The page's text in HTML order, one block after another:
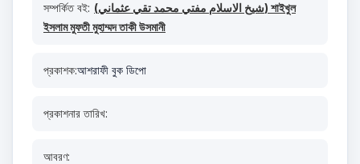
সম্পর্কিত বই: (شيخ الاسلام مفتي محمد تقي عثماني) শাইখুল
ইসলাম মুফতী মুহাম্মদ তাকী উসমানী
প্রকাশক:আশরাফী বুক ডিপো
প্রকাশনার তারিখ:
আবরণ: